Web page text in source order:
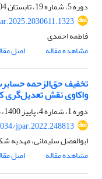
دوره 5، شماره 19، تابستان 1404، صفحه
فاطمه احمدی
مشاهده مقاله
اصل
تخفیف حق‌الزحمه
واکاوی نقش
دوره 1، شماره 4، پاییز 1400، صفحه
jpar.2022.248813
ابوالفضل سلیمانی، مهدیه
مشاهده مقاله
اصل